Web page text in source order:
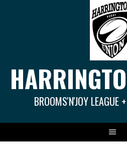
BROOMS'N'JOY LEAGUE